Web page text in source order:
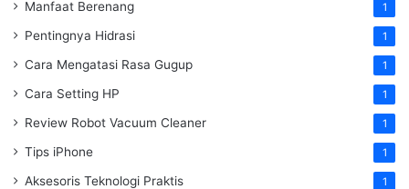
Manfaat Berenang 1
Pentingnya Hidrasi 1
Cara Mengatasi Rasa Gugup 1
Cara Setting HP 1
Review Robot Vacuum Cleaner 1
Tips iPhone 1
Aksesoris Teknologi Praktis 1